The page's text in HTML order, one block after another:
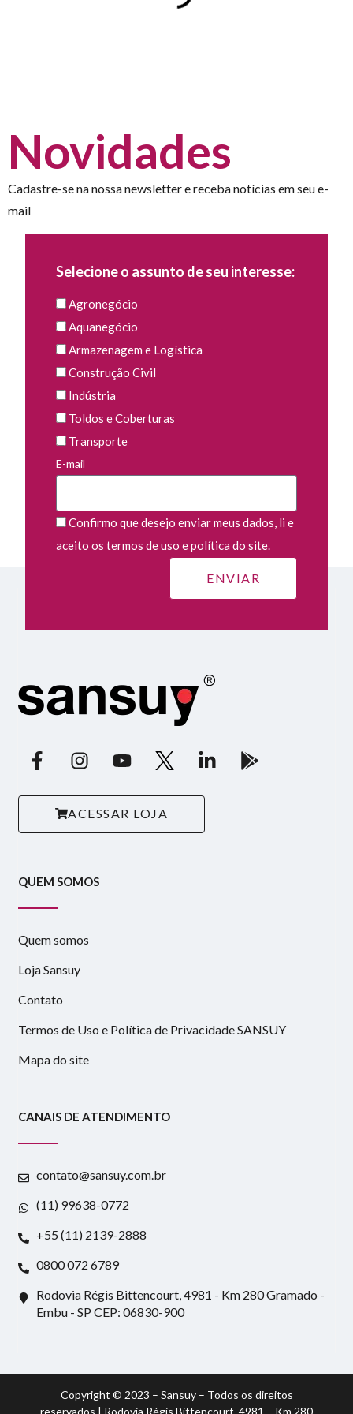
Novidades
Cadastre-se na nossa newsletter e receba notícias em seu e-
mail
Selecione o assunto de seu interesse:
Agronegócio
Aquanegócio
Armazenagem e Logística
Construção Civil
Indústria
Toldos e Coberturas
Transporte
E-mail
Confirmo que desejo enviar meus dados, li e
aceito os termos de uso e política do site.
ACESSAR LOJA
QUEM SOMOS
Quem somos
Loja Sansuy
Contato
Termos de Uso e Política de Privacidade SANSUY
Mapa do site
CANAIS DE ATENDIMENTO
contato@sansuy.com.br
(11) 99638-0772
+55 (11) 2139-2888
0800 072 6789
Rodovia Régis Bittencourt, 4981 - Km 280 Gramado -
Embu - SP CEP: 06830-900
Copyright © 2023 – Sansuy – Todos os direitos